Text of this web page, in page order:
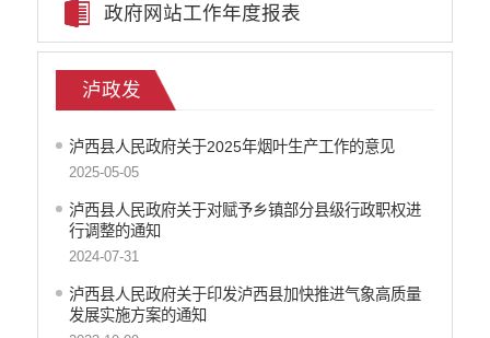
政府网站工作年度报表
泸政发
泸西县人民政府关于2025年烟叶生产工作的意见
2025-05-05
泸西县人民政府关于对赋予乡镇部分县级行政职权进
行调整的通知
2024-07-31
泸西县人民政府关于印发泸西县加快推进气象高质量
发展实施方案的通知